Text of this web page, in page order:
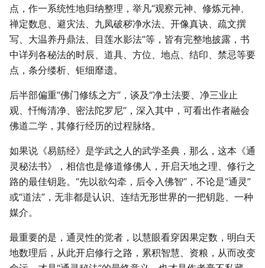
点，作一系统性地归纳整理，举凡“观察元神、修炼元神、
禅定数息、避灾法、九凤破秽净水法、开像真诀、疏文撰
写、大温养丹鼎法、目莲水影法”等，皆有完整地披露，书
中详列各秘法的时辰、道具、方位、地点、结印、禁忌等要
点，条分缕析、钜细靡遗。
后半部偏重“佛门修练之方”，谈及“净土法要、净三业止
观、忏悔清净、密法陀罗尼”，深入其中，可看出作者融会
佛道二学，其修行经历的过程脉络。
如果说《易筋经》是学武之人的武学圣典，那么，这本《通
灵秘法书》，相信也是修道修佛人，开启天地之理、修行之
路的最佳钥匙。“先以欲勾牵，后令入佛智”，不论是“通灵”
或“道法”，无非都是认识、连结无形世界的一把钥匙、一种
媒介。
最重要的是，通灵性的觉者，以慧眼看穿因果定数，明白天
地数理后，从此开启修行之路，累积智慧、资粮，从而改变